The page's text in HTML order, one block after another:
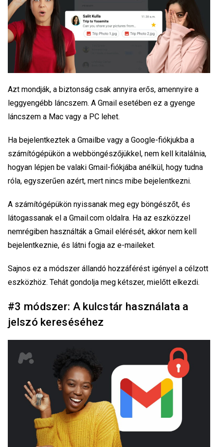
Azt mondják, a biztonság csak annyira erős, amennyire a
leggyengébb láncszem. A Gmail esetében ez a gyenge
láncszem a Mac vagy a PC lehet.
Ha bejelentkeztek a Gmailbe vagy a Google-fiókjukba a
számítógépükön a webböngészőjükkel, nem kell kitalálnia,
hogyan lépjen be valaki Gmail-fiókjába anélkül, hogy tudna
róla, egyszerűen azért, mert nincs mibe bejelentkezni.
A számítógépükön nyissanak meg egy böngészőt, és
látogassanak el a Gmail.com oldalra. Ha az eszközzel
nemrégiben használták a Gmail elérését, akkor nem kell
bejelentkeznie, és látni fogja az e-maileket.
Sajnos ez a módszer állandó hozzáférést igényel a célzott
eszközhöz. Tehát gondolja meg kétszer, mielőtt elkezdi.
#3 módszer: A kulcstár használata a
jelszó kereséséhez